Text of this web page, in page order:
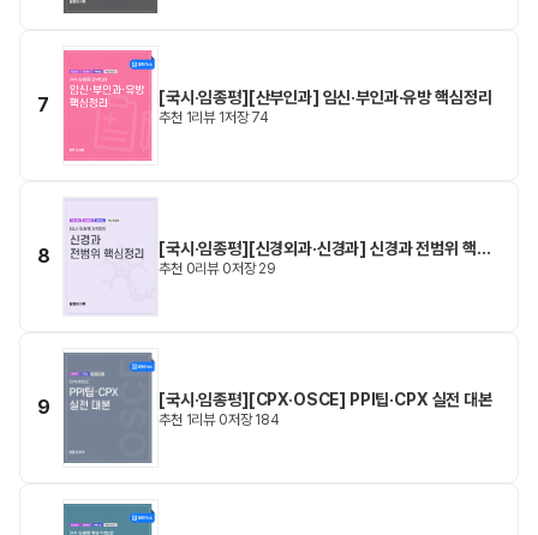
7 [국시·임종평][산부인과] 임신·부인과·유방 핵심정리
추천 1리뷰 1저장74
8
[국시·임종평][신경외과·신경과] 신경과 전범위 핵심
정리
추천 0리뷰 0저장29
9 [국시·임종평][CPX·OSCE] PPI팁·CPX 실전 대본
추천 1리뷰 0저장184